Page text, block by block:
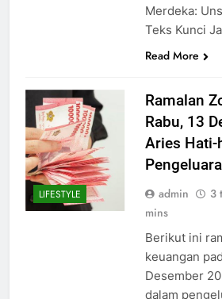
Merdeka:
Teks Kunci
Read More
LIFESTYLE
Ramalan
Rabu, 13
Aries Hati-
admin 3
mins
Berikut ini
keuangan
Desember
dalam